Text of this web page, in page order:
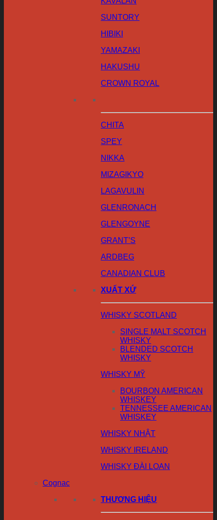
SUNTORY
HIBIKI
YAMAZAKI
HAKUSHU
CROWN ROYAL
CHITA
SPEY
NIKKA
MIZAGIKYO
LAGAVULIN
GLENRONACH
GLENGOYNE
GRANT’S
ARDBEG
CANADIAN CLUB
XUẤT XỨ
WHISKY SCOTLAND
SINGLE MALT SCOTCH
WHISKY
BLENDED SCOTCH
WHISKY
WHISKY MỸ
BOURBON AMERICAN
WHISKEY
TENNESSEE AMERICAN
WHISKEY
WHISKY NHẬT
WHISKY IRELAND
WHISKY ĐÀI LOAN
Cognac
THƯƠNG HIỆU